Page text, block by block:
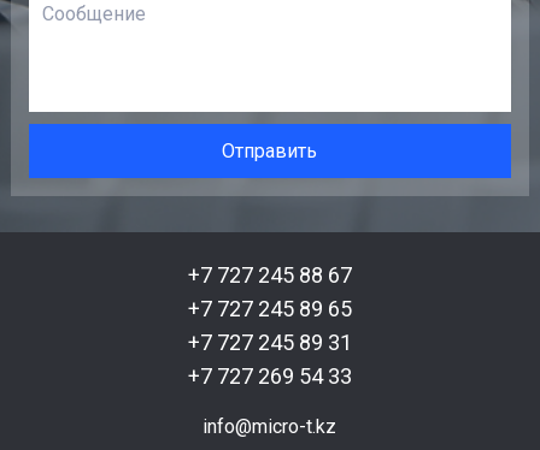
+7 727 245 88 67
+7 727 245 89 65
+7 727 245 89 31
+7 727 269 54 33
info@micro-t.kz